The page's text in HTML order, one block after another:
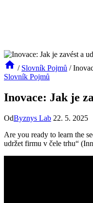
/ Slovník Pojmů /
Slovník Pojmů
Inovace: Jak je
OdByznys Lab 22. 5. 2025
Are you ready to learn the
udržet firmu v čele trhu“